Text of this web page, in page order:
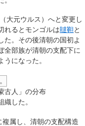
（大元ウルス）へと変更し
れるとモンゴルは韃靼と
た。その後清朝の国初よ
全部族が清朝の支配下に
になった。
古人」の分布
した。
属し、清朝の支配構造